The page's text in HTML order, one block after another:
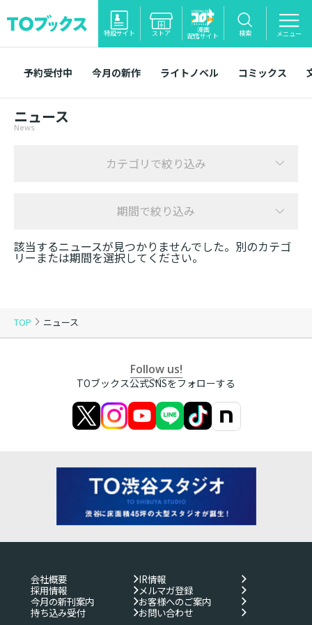
特設サイト ストア 漫画
配信サイト 検索 メニュー
予約受付中 今月の新作 ライトノベル コミックス
TOP ニュース
ニュース
News
カテゴリで絞り込み
期間で絞り込み
該当するニュースが見つかりませんでした。別のカテゴ
リーまたは期間を選択してください。
Follow us!
TOブックス公式SNSをフォローする
会社概要
IR情報
採用情報
メルマガ登録
今月の新刊案内
お客様へのご案内
持ち込み受付
お問い合わせ